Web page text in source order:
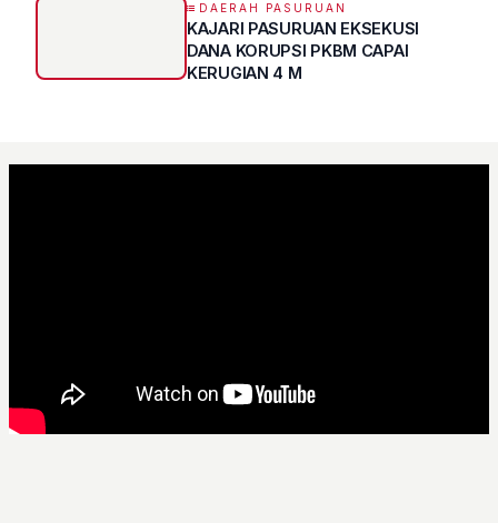
DAERAH PASURUAN
KAJARI PASURUAN EKSEKUSI
DANA KORUPSI PKBM CAPAI
KERUGIAN 4 M